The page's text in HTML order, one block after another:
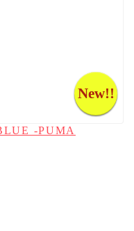
New!!
-PUMA